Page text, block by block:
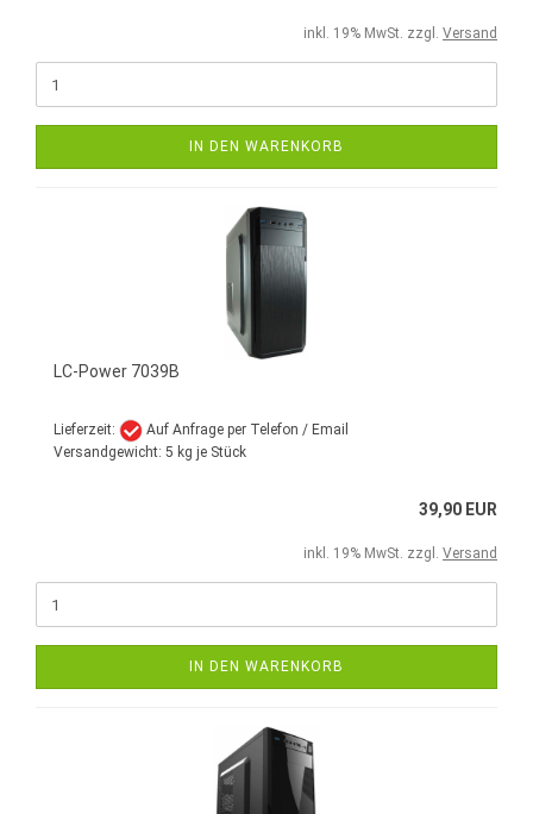
inkl. 19% MwSt. zzgl. Versand
IN DEN WARENKORB
LC-Power 7039B
Lieferzeit:
Auf Anfrage per Telefon / Email
Versandgewicht: 5 kg je Stück
39,90 EUR
inkl. 19% MwSt. zzgl. Versand
IN DEN WARENKORB